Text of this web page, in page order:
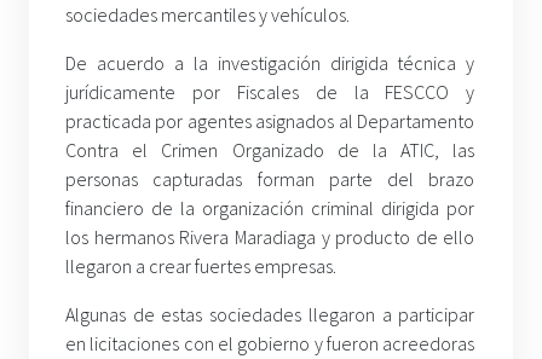
sociedades mercantiles y vehículos.
De acuerdo a la investigación dirigida técnica y
jurídicamente por Fiscales de la FESCCO y
practicada por agentes asignados al Departamento
Contra el Crimen Organizado de la ATIC, las
personas capturadas forman parte del brazo
financiero de la organización criminal dirigida por
los hermanos Rivera Maradiaga y producto de ello
llegaron a crear fuertes empresas.
Algunas de estas sociedades llegaron a participar
en licitaciones con el gobierno y fueron acreedoras